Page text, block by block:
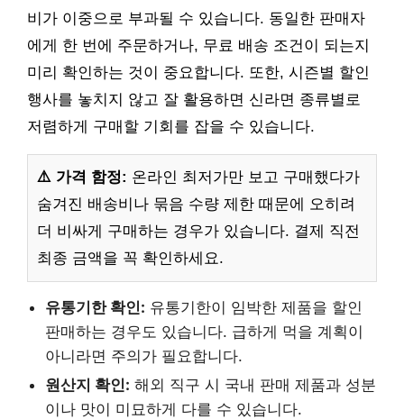
비가 이중으로 부과될 수 있습니다. 동일한 판매자
에게 한 번에 주문하거나, 무료 배송 조건이 되는지
미리 확인하는 것이 중요합니다. 또한, 시즌별 할인
행사를 놓치지 않고 잘 활용하면 신라면 종류별로
저렴하게 구매할 기회를 잡을 수 있습니다.
⚠️ 가격 함정: 온라인 최저가만 보고 구매했다가
숨겨진 배송비나 묶음 수량 제한 때문에 오히려
더 비싸게 구매하는 경우가 있습니다. 결제 직전
최종 금액을 꼭 확인하세요.
유통기한 확인: 유통기한이 임박한 제품을 할인
판매하는 경우도 있습니다. 급하게 먹을 계획이
아니라면 주의가 필요합니다.
원산지 확인: 해외 직구 시 국내 판매 제품과 성분
이나 맛이 미묘하게 다를 수 있습니다.